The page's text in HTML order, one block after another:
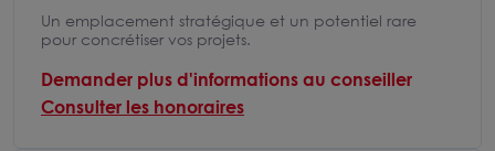
Un emplacement stratégique et un potentiel rare
pour concrétiser vos projets.
Demander plus d'informations au conseiller
Consulter les honoraires